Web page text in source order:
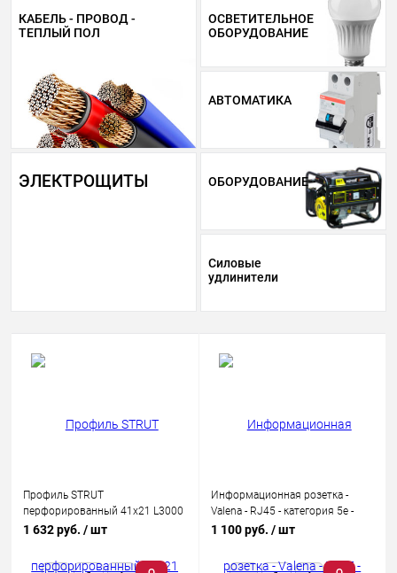
КАБЕЛЬ - ПРОВОД -
ТЕПЛЫЙ ПОЛ
ОСВЕТИТЕЛЬНОЕ
ОБОРУДОВАНИЕ
АВТОМАТИКА
ЭЛЕКТРОЩИТЫ ОБОРУДОВАНИЕ
Силовые
удлинители
Профиль STRUT
перфорированный 41х21 L3000
1.5мм IEK CLP1S-41-21-30-15
1 632 руб. / шт
Информационная розетка -
Valena - RJ45 - категория 5e -
UTP - 1 выход - с захватами -
1 100 руб. / шт